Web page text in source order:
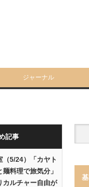
ジャーナル
記事
（5/24）「カヤト
麺料理で旅気分」
カルチャー自由が